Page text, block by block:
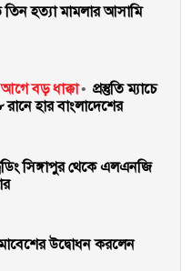
তিন হত্যা মামলার আসামি
বড় ধাক্কা
প্রস্তুতি ম্যাচে
হার বাংলাদেশের
সিঙ্গাপুর থেকে এলএনজি
উদ্বোধন করলেন